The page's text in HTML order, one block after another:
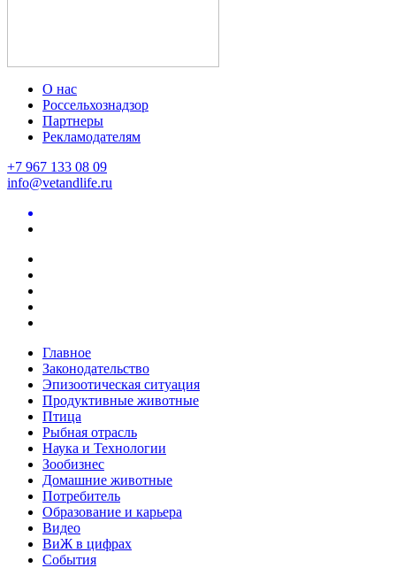
О нас
Россельхознадзор
Партнеры
Рекламодателям
+7 967 133 08 09
info@vetandlife.ru
Главное
Законодательство
Эпизоотическая ситуация
Продуктивные животные
Птица
Рыбная отрасль
Наука и Технологии
Зообизнес
Домашние животные
Потребитель
Образование и карьера
Видео
ВиЖ в цифрах
События